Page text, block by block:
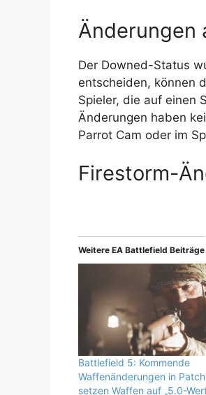
Änderungen
Der Downed-Status
entscheiden, können
Spieler, die auf einen
Änderungen haben
Parrot Cam oder im
Firestorm-
Weitere EA Battlefield Beiträge
Battlefield 5: Kommende
Waffenänderungen in
setzen Waffen auf „5.0-